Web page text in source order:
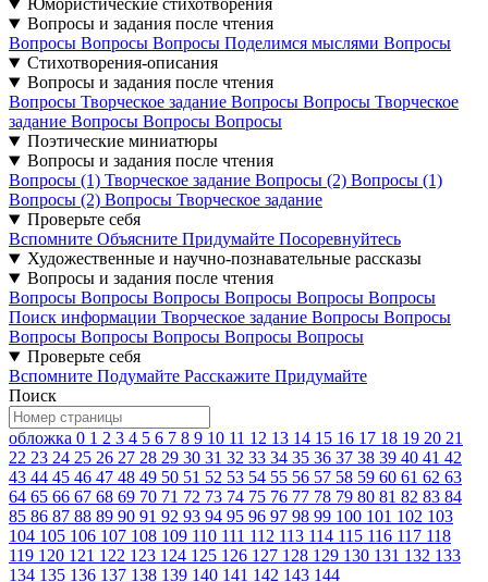
Юмористические стихотворения
Вопросы и задания после чтения
Вопросы Вопросы Вопросы Поделимся мыслями Вопросы
Стихотворения-описания
Вопросы и задания после чтения
Вопросы Творческое задание Вопросы Вопросы Творческое
задание Вопросы Вопросы Вопросы
Поэтические миниатюры
Вопросы и задания после чтения
Вопросы (1) Творческое задание Вопросы (2) Вопросы (1)
Вопросы (2) Вопросы Творческое задание
Проверьте себя
Вспомните Объясните Придумайте Посоревнуйтесь
Художественные и научно-познавательные рассказы
Вопросы и задания после чтения
Вопросы Вопросы Вопросы Вопросы Вопросы Вопросы
Поиск информации Творческое задание Вопросы Вопросы
Вопросы Вопросы Вопросы Вопросы Вопросы
Проверьте себя
Вспомните Подумайте Расскажите Придумайте
Поиск
обложка 0 1 2 3 4 5 6 7 8 9 10 11 12 13 14 15 16 17 18 19 20 21
22 23 24 25 26 27 28 29 30 31 32 33 34 35 36 37 38 39 40 41 42
43 44 45 46 47 48 49 50 51 52 53 54 55 56 57 58 59 60 61 62 63
64 65 66 67 68 69 70 71 72 73 74 75 76 77 78 79 80 81 82 83 84
85 86 87 88 89 90 91 92 93 94 95 96 97 98 99 100 101 102 103
104 105 106 107 108 109 110 111 112 113 114 115 116 117 118
119 120 121 122 123 124 125 126 127 128 129 130 131 132 133
134 135 136 137 138 139 140 141 142 143 144